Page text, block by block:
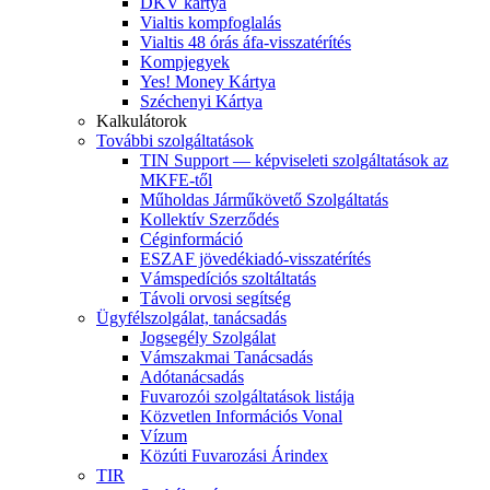
Vialtis kompfoglalás
Vialtis 48 órás áfa-visszatérítés
Kompjegyek
Yes! Money Kártya
Széchenyi Kártya
Kalkulátorok
További szolgáltatások
TIN Support — képviseleti szolgáltatások az
MKFE-től
Műholdas Járműkövető Szolgáltatás
Kollektív Szerződés
Céginformáció
ESZAF jövedékiadó-visszatérítés
Vámspedíciós szoltáltatás
Távoli orvosi segítség
Ügyfélszolgálat, tanácsadás
Jogsegély Szolgálat
Vámszakmai Tanácsadás
Adótanácsadás
Fuvarozói szolgáltatások listája
Közvetlen Információs Vonal
Vízum
Közúti Fuvarozási Árindex
TIR